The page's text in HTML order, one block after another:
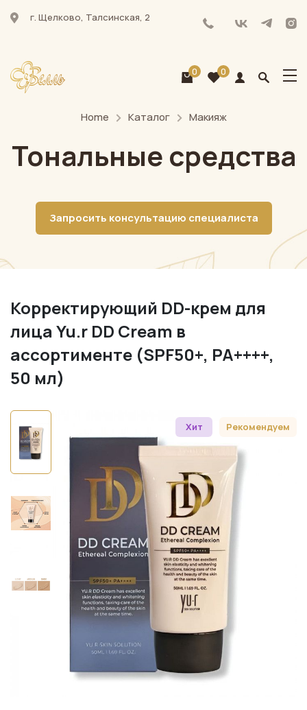
г. Щелково, Талсинская, 2
0 0
Home Каталог Макияж
Тональные средства
Запросить консультацию специалиста
Корректирующий DD-крем для
лица Yu.r DD Cream в
ассортименте (SPF50+, PA++++,
50 мл)
Хит Рекомендуем